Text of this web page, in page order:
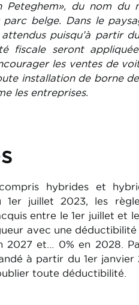
du nom du
parc belge. Dans le
puisqu’à partir
fiscale seront
les ventes de
installation de borne
les entreprises.
hybrides et
juillet 2023, les
entre le 1er juillet et
avec une
2027 et… 0% en 2028.
à partir du 1er
toute déductibilité.